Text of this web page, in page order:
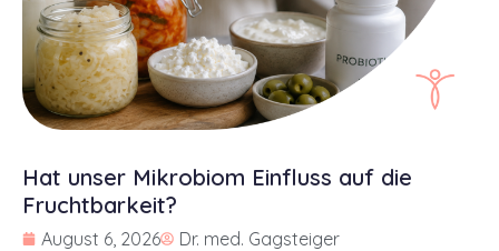
Hat unser Mikrobiom Einfluss auf die
Fruchtbarkeit?
August 6, 2026 Dr. med. Gagsteiger